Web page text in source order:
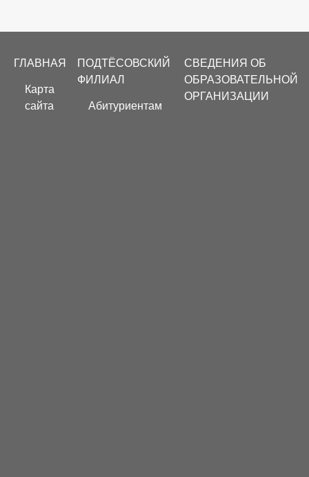
Footer
ГЛАВНАЯ
Карта
сайта
ПОДТЁСОВСКИЙ
ФИЛИАЛ
Абитуриентам
СВЕДЕНИЯ ОБ
ОБРАЗОВАТЕЛЬНОЙ
ОРГАНИЗАЦИИ